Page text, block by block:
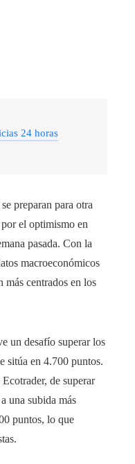
24 horas
preparan para otra
el optimismo en
pasada. Con la
macroeconómicos
más centrados en los
un desafío superar los
sitúa en 4.700 puntos.
de superar
una subida más
puntos, lo que